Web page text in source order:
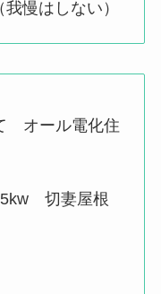
慢はしない）
オール電化住
切妻屋根